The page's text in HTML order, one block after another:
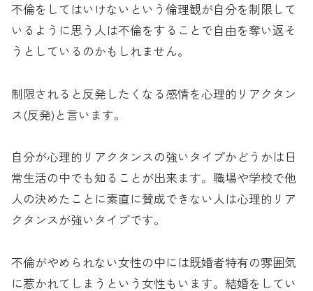
不倫をしてはいけないという倫理観が自分を制限して
いるように思う人は不倫をすることで自由を奪い返そ
うとしているのかもしれません。
制限されると反発したくなる感情を心理的リアクタン
ス(反発)と言います。
自分が心理的リアクタンスの強いタイプかどうかは日
常生活の中でも知ることが出来ます。職場や学校で他
人の決めたことに素直に賛成できない人は心理的リア
クタンスが強いタイプです。
不倫がやめられない女性の中には既婚者特有の雰囲気
に惹かれてしまうという女性もいます。結婚をしてい